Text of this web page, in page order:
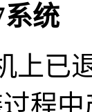
统
上已
程